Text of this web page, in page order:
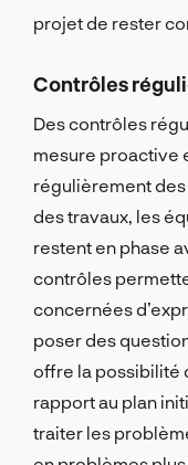
projet de rester
Contrôles
Des contrôles
mesure proactive
régulièrement des
des travaux, les
restent en phase
contrôles
concernées
poser des
offre la possibilité
rapport au plan
traiter les